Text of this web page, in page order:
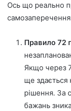
Ось що реально
Правило 72
Якщо через
ще
рішення. За
бажань